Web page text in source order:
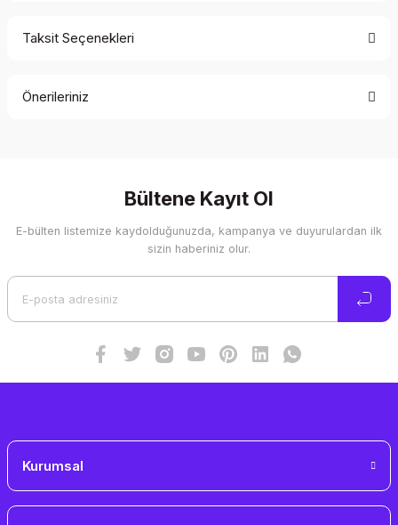
Taksit Seçenekleri
Önerileriniz
Görüş ve önerileriniz için teşekkür ederiz.
Ürün resmi kalitesiz, bozuk veya görüntülenemiyor.
Bültene Kayıt Ol
E-bülten listemize kaydolduğunuzda, kampanya ve duyurulardan ilk
sizin haberiniz olur.
Kurumsal